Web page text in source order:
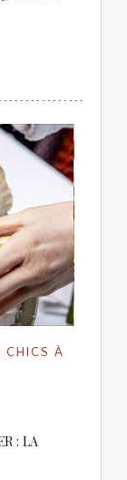
CHICS À
: LA